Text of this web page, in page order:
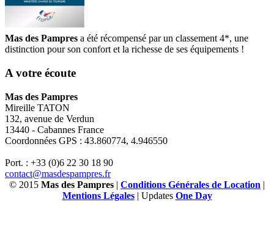
Mas des Pampres a été récompensé par un classement 4*, une
distinction pour son confort et la richesse de ses équipements !
A votre écoute
Mas des Pampres
Mireille TATON
132, avenue de Verdun
13440 - Cabannes France
Coordonnées GPS : 43.860774, 4.946550
Port. : +33 (0)6 22 30 18 90
contact@masdespampres.fr
© 2015 Mas des Pampres | Conditions Générales de Location |
Mentions Légales| Updates One Day